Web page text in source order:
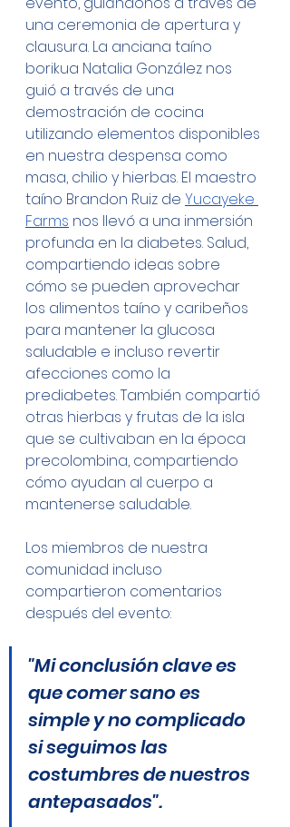
una ceremonia de apertura y
clausura. La anciana taíno
borikua Natalia González nos
guió a través de una
demostración de cocina
utilizando elementos disponibles
en nuestra despensa como
masa, chilio y hierbas. El maestro
taíno Brandon Ruiz de Yucayeke
Farms nos llevó a una inmersión
profunda en la diabetes. Salud,
compartiendo ideas sobre
cómo se pueden aprovechar
los alimentos taíno y caribeños
para mantener la glucosa
saludable e incluso revertir
afecciones como la
prediabetes. También compartió
otras hierbas y frutas de la isla
que se cultivaban en la época
precolombina, compartiendo
cómo ayudan al cuerpo a
mantenerse saludable.
Los miembros de nuestra
comunidad incluso
compartieron comentarios
después del evento:
"Mi conclusión clave es
que comer sano es
simple y no complicado
si seguimos las
costumbres de nuestros
antepasados".